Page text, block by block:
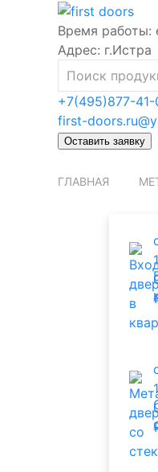
Время работы:
Адрес: г.Истра
+7(495)877-41-
first-
Оставить заявку
ГЛАВНАЯ